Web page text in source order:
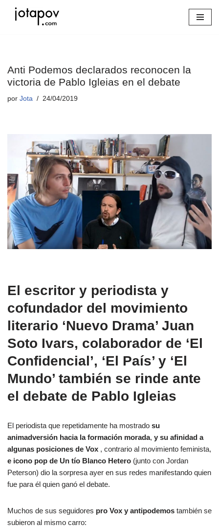
Anti Podemos declarados reconocen la
victoria de Pablo Igleias en el debate
por Jota 24/04/2019
El escritor y periodista y
cofundador del movimiento
literario ‘Nuevo Drama’ Juan
Soto Ivars, colaborador de ‘El
Confidencial’, ‘El País’ y ‘El
Mundo’ también se rinde ante
el debate de Pablo Igleias
El periodista que repetidamente ha mostrado su
animadversión hacia la formación morada, y su afinidad a
algunas posiciones de Vox , contrario al movimiento feminista,
e icono pop de Un tío Blanco Hetero (junto con Jordan
Peterson) dio la sorpresa ayer en sus redes manifestando quien
fue para él quien ganó el debate.
Muchos de sus seguidores pro Vox y antipodemos también se
subieron al mismo carro: